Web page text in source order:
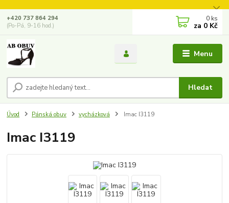
Menu
Hledat
+420 737 864 294
(Po-Pá, 9-16 hod.)
0 ks
za 0 Kč
Úvod Pánská obuv vycházková Imac I3119
Imac I3119